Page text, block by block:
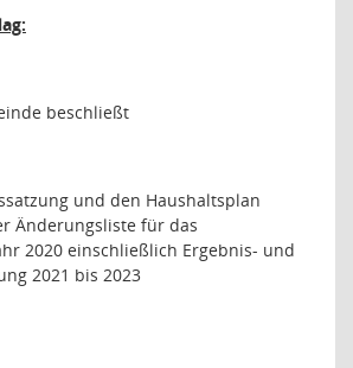
beschließt
und den Haushaltsplan
Änderungsliste für das
2020 einschließlich Ergebnis- und
2021 bis 2023